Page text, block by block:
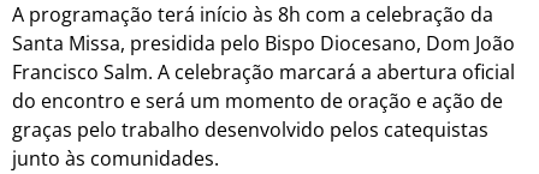
A programação terá início às 8h com a celebração da
Santa Missa, presidida pelo Bispo Diocesano, Dom João
Francisco Salm. A celebração marcará a abertura oficial
do encontro e será um momento de oração e ação de
graças pelo trabalho desenvolvido pelos catequistas
junto às comunidades.